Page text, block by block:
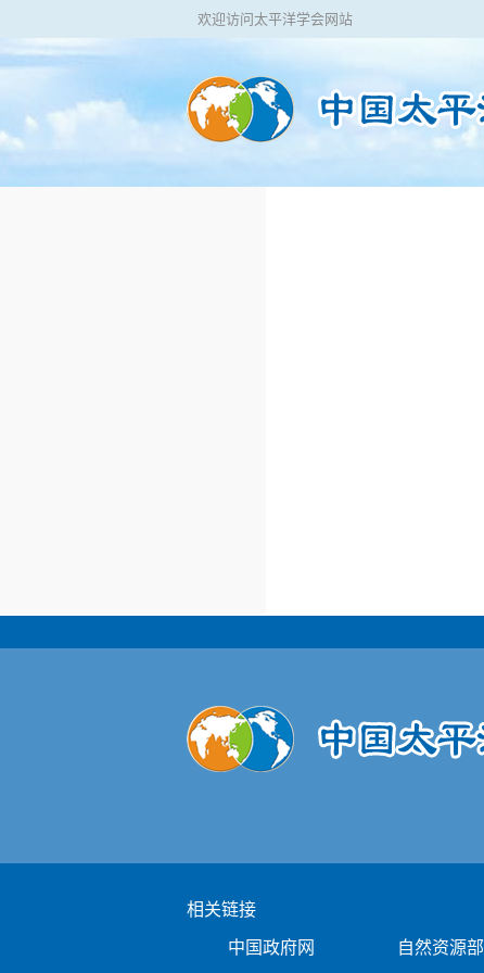
欢迎访问太平洋学会网站
相关链接
中国政府网
自然资源部